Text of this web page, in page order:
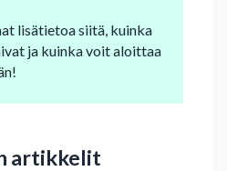
lisätietoa siitä, kuinka
ja kuinka voit aloittaa
artikkelit